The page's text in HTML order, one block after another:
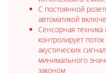
С постоянной
автоматикой
Сенсорная
контролирует
акустических
минимального
законом